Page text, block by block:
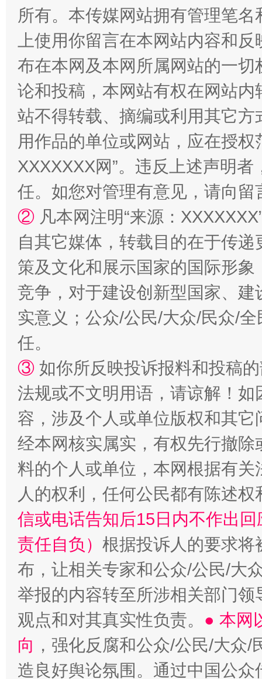
站台名比不上好声名
漫山遍野的桃花与雪山、麦地、白藏房
招工难、用工荒背后
所有。本传媒网站拥有管理笔
上使用你留言在本网站内容和
布在本网及本网所属网站的一
论和投稿，本网站有权在网站
站不得转载、摘编或利用其它
用作品的单位或网站，应在授
XXXXXXX网”。违反上述声明
任。如您对管理有意见，请向
② 凡本网注明“来源：
自其它媒体，转载目的在于传
策及文化和展示国家的国际形
竞争，对于建设创新型国家、
实意义；公众/公民/大众/民众/
任。
③ 如你所反映投诉报料和投稿
法规或不文明用语，请谅解！
容，涉及个人或单位版权和其它
经本网核实属实，有权先行撤
料的个人或单位，本网根据有
人的权利，任何公民都有陈述
信或电话告知后15日内不作出
责任自负） 根据投诉人的要求将
布，让相关专家和公众/公民/大
举报的内容转至所涉相关部门
观点和对其真实性负责。 ● 本网
向 ，强化反腐和公众/公民/大众
造良好舆论氛围。通过中国公